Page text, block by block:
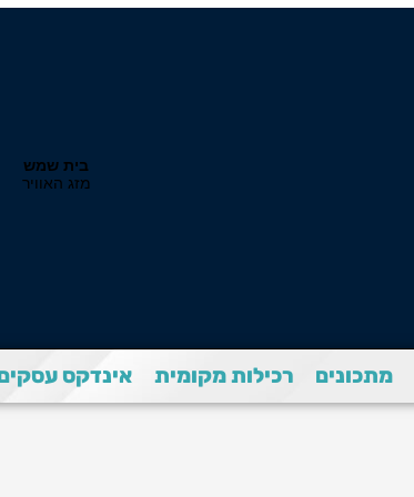
מתכונים רכילות מקומית אינדקס